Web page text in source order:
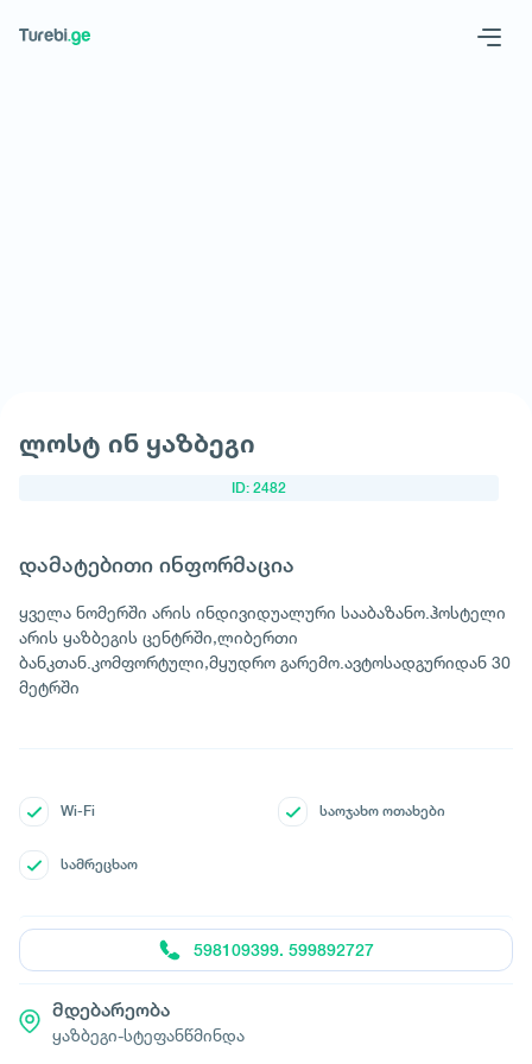
ლოსტ ინ ყაზბეგი
ID: 2482
დამატებითი ინფორმაცია
ყველა ნომერში არის ინდივიდუალური სააბაზანო.ჰოსტელი
არის ყაზბეგის ცენტრში,ლიბერთი
ბანკთან.კომფორტული,მყუდრო გარემო.ავტოსადგურიდან 30
მეტრში
Wi-Fi საოჯახო ოთახები
სამრეცხაო
598109399. 599892727
მდებარეობა
ყაზბეგი-სტეფანწმინდა